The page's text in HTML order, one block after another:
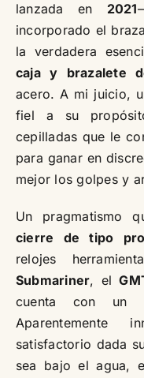
lanzada en 2021
incorporado el
la verdadera
caja y brazalete
acero. A mi juicio,
fiel a su
cepilladas que le
para ganar en
mejor los golpes y
Un pragmatismo
cierre de tipo
relojes
Submariner, el
cuenta con un
Aparentemente
satisfactorio dada
sea bajo el agua,